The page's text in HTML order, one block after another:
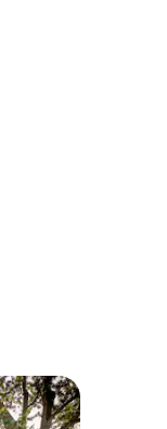
appréciés